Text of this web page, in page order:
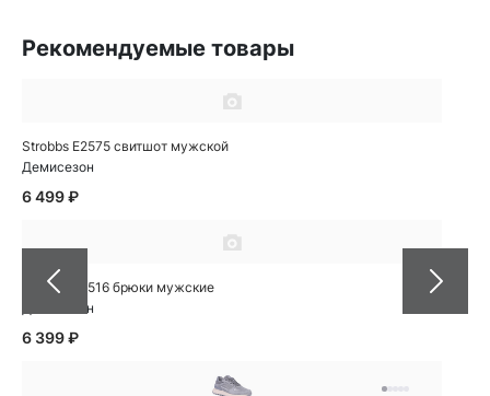
Рекомендуемые товары
Strobbs E2575 свитшот мужской
Демисезон
6 499 ₽
Strobbs E2516 брюки мужские
Демисезон
6 399 ₽